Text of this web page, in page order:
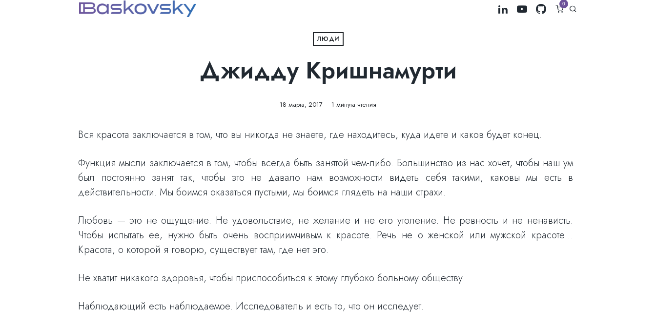
0
ЛЮДИ
Джидду Кришнамурти
18 марта, 2017 1 минута чтения
Вся красота заключается в том, что вы никогда не знаете, где находитесь, куда идете и каков будет конец.
Функция мысли заключается в том, чтобы всегда быть занятой чем-либо. Большинство из нас хочет, чтобы наш ум
был постоянно занят так, чтобы это не давало нам возможности видеть себя такими, каковы мы есть в
действительности. Мы боимся оказаться пустыми, мы боимся глядеть на наши страхи.
Любовь — это не ощущение. Не удовольствие, не желание и не его утоление. Не ревность и не ненависть.
Чтобы испытать ее, нужно быть очень восприимчивым к красоте. Речь не о женской или мужской красоте…
Красота, о которой я говорю, существует там, где нет эго.
Не хватит никакого здоровья, чтобы приспособиться к этому глубоко больному обществу.
Наблюдающий есть наблюдаемое. Исследователь и есть то, что он исследует.